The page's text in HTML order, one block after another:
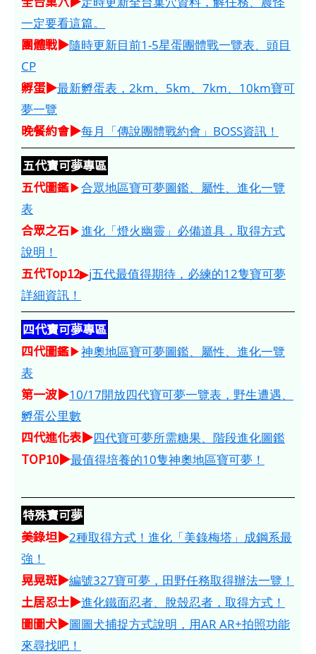
一定要看這篇。
團體戰▶隨時更新目前1-5星蛋團體戰一覽表、頭目
CP
孵蛋▶最新孵蛋表，2km、5km、7km、10km寶可
夢一覽
晚餐約會▶每月「傳說團體戰約會」BOSS資訊！
五代寶可夢專區
五代圖鑑▶合眾地區寶可夢圖鑑、屬性、進化一覽
表
合眾之石▶進化「燈火幽靈」必備道具，取得方式
說明！
五代Top12▶j五代最值得期待，必練的12隻寶可夢
詳細資訊！
四代寶可夢專區
四代圖鑑▶神奧地區寶可夢圖鑑、屬性、進化一覽
表
第一波▶10/17開放四代寶可夢一覽表，野生遭遇、
孵蛋公里數
四代進化表▶四代寶可夢所需糖果、階段進化圖鑑
TOP10▶最值得培養的10隻神奧地區寶可夢！
特殊寶可夢
美錄坦▶2種取得方式！進化「美錄梅塔」成鋼系最
強！
晃晃斑▶編號327寶可夢，田野任務取得辦法一覽！
土居忍士▶進化鐵面忍者、脫殼忍者，取得方式！
圖圖犬▶圖圖犬捕捉方式說明，用AR AR+拍照功能
來尋找吧！